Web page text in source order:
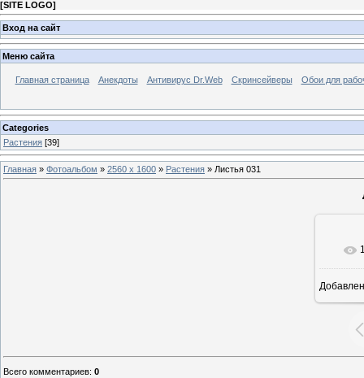
[SITE LOGO]
Вход на сайт
Меню сайта
Главная страница Анекдоты Антивирус Dr.Web Скринсейверы Обои для
Categories
Растения [39]
Главная » Фотоальбом » 2560 x 1600 » Растения » Листья 031
Всего комментариев: 0